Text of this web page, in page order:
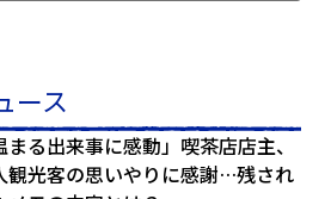
ース
まる出来事に感動」喫茶店店主、
観光客の思いやりに感謝…残され